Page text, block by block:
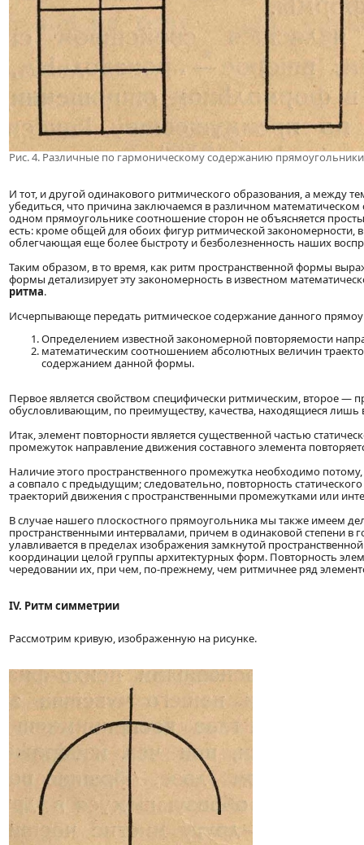
Рис. 4. Различные по гармоническому содержанию прямоугольники
И тот, и другой одинакового ритмического образования, а между
убедиться, что причина заключаемся в различном
одном прямоугольнике соотношение сторон не объясняется
есть: кроме общей для обоих фигур ритмической закономерности,
облегчающая еще более быстроту и безболезненность наших
Таким образом, в то время, как ритм пространственной формы
формы детализирует эту закономерность в известном
ритма.
Исчерпывающе передать ритмическое содержание данного
Определением известной закономерной повторяемости
математическим соотношением абсолютных величин
содержанием данной формы.
Первое является свойством специфически ритмическим,
обусловливающим, по преимуществу, качества, находящиеся лишь
Итак, элемент повторности является существенной частью
промежуток направление движения составного элемента
Наличие этого пространственного промежутка необходимо
а совпало с предыдущим; следовательно, повторность
траекторий движения с пространственными промежутками или
В случае нашего плоскостного прямоугольника мы также имеем
пространственными интервалами, причем в одинаковой степени
улавливается в пределах изображения замкнутой
координации целой группы архитектурных форм. Повторность
чередовании их, при чем, по-прежнему, чем ритмичнее ряд
IV. Ритм симметрии
Рассмотрим кривую, изображенную на рисунке.